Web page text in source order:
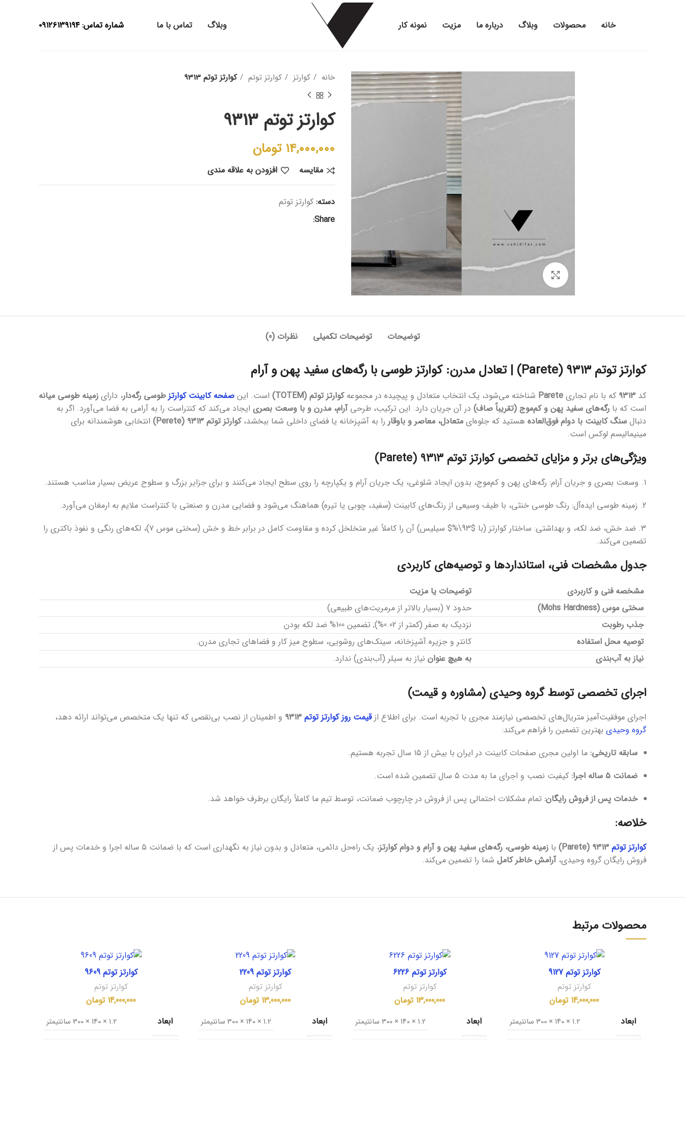
خانه محصولات وبلاگ درباره ما مزیت نمونه کار وبلاگ تماس با ما شماره تماس: ۰۹۱۲۶۱۳۹۱۹۴
بزرگنمایی تصویر
خانه کوارتز کوارتز توتم کوارتز توتم 9313
کوارتز توتم 9313
14,000,000 تومان
مقایسه افزودن به علاقه مندی
دسته: کوارتز توتم
Share:
توضیحات توضیحات تکمیلی نظرات (0)
کوارتز توتم ۹۳۱۳ (Parete) | تعادل مدرن: کوارتز طوسی با رگه‌های سفید پهن و آرام
کد ۹۳۱۳ که با نام تجاری Parete شناخته می‌شود، یک انتخاب متعادل و پیچیده در مجموعهکوارتز توتم (TOTEM) است. این صفحه کابینت کوارتز طوسی رگه‌دار، دارای زمینه طوسی میانه
است که با رگه‌های سفید پهن و کم‌موج (تقریباً صاف) در آن جریان دارد. این ترکیب، طرحیآرام، مدرن و با وسعت بصری ایجاد می‌کند که کنتراست را به آرامی به فضا می‌آورد. اگر به
دنبال سنگ کابینت با دوام فوق‌العاده هستید که جلوه‌ای متعادل، معاصر و باوقار را به آشپزخانه یا فضای داخلی شما ببخشد،کوارتز توتم ۹۳۱۳ (Perete)
انتخابی هوشمندانه برای
مینیمالیسم لوکس است.
ویژگی‌های برتر و مزایای تخصصی کوارتز توتم ۹۳۱۳ (Parete)
۱. وسعت بصری و جریان آرام: رگه‌های پهن و کم‌موج، بدون ایجاد شلوغی، یک جریان آرام و یکپارچه را روی سطح ایجاد می‌کنند و برای جزایر بزرگ و سطوح عریض بسیار مناسب هستند.
2. زمینه طوسی ایده‌آل: رنگ طوسی خنثی، با طیف وسیعی از رنگ‌های کابینت (سفید، چوبی یا تیره) هماهنگ می‌شود و فضایی مدرن و صنعتی با کنتراست ملایم به ارمغان می‌آورد.
3. ضد خش، ضد لکه، و بهداشتی: ساختار کوارتز (با $93\%$ سیلیس) آن را کاملاً غیر متخلخل کرده و مقاومت کامل در برابر خط و خش (سختی موس ۷)، لکه‌های رنگی و نفوذ باکتری را
تضمین می‌کند.
جدول مشخصات فنی، استانداردها و توصیه‌های کاربردی
مشخصه فنی و کاربردی
توضیحات یا مزیت
سختی موس (Mohs Hardness)
حدود ۷ (بسیار بالاتر از مرمریت‌های طبیعی)
جذب رطوبت
نزدیک به صفر (کمتر از 0.02% ); تضمین 100%
ضد لکه بودن
توصیه محل استفاده
کانتر و جزیره آشپزخانه، سینک‌های روشویی، سطوح میز کار و فضاهای تجاری مدرن.
نیاز به آب‌بندی
به هیچ عنوان نیاز به سیلر (آب‌بندی) ندارد.
اجرای تخصصی توسط گروه وحیدی (مشاوره و قیمت)
اجرای موفقیت‌آمیز متریال‌های تخصصی نیازمند مجری با تجربه است. برای اطلاع ازقیمت روز کوارتز توتم
و اطمینان از نصب بی‌نقصی که تنها یک متخصص می‌تواند ارائه دهد،
گروه وحیدی بهترین تضمین را فراهم می‌کند:
سابقه تاریخی: ما اولین مجری صفحات کابینت در ایران با بیش از ۱۵ سال تجربه هستیم.
ضمانت ۵ ساله اجرا:
کیفیت نصب و اجرای ما به مدت ۵ سال تضمین شده است.
خدمات پس از فروش رایگان: تمام مشکلات احتمالی پس از فروش در چارچوب ضمانت، توسط تیم ما کاملاً رایگان برطرف خواهد شد.
خلاصه:
کوارتز توتم با زمینه طوسی، رگه‌های سفید پهن و آرام و دوام کوارتز
، یک راه‌حل دائمی، متعادل و بدون نیاز به نگهداری است که با ضمانت ۵ ساله اجرا و خدمات پس از
فروش رایگان گروه وحیدی،آرامش خاطر کامل شما را تضمین می‌کند.
محصولات مرتبط
کوارتز توتم 9127
کوارتز توتم
14,000,000 تومان
ابعاد
1.2 × 140 × 300 سانتیمتر
کوارتز توتم 6226
کوارتز توتم
13,000,000 تومان
ابعاد
1.2 × 140 × 300 سانتیمتر
کوارتز توتم 2209
کوارتز توتم
13,000,000 تومان
ابعاد
1.2 × 140 × 300 سانتیمتر
کوارتز توتم 9609
کوارتز توتم
14,000,000 تومان
ابعاد
1.2 × 140 × 300 سانتیمتر